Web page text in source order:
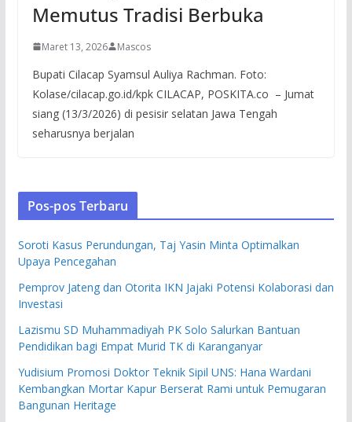
Memutus Tradisi Berbuka
Maret 13, 2026 Mascos
Bupati Cilacap Syamsul Auliya Rachman. Foto:
Kolase/cilacap.go.id/kpk CILACAP, POSKITA.co – Jumat
siang (13/3/2026) di pesisir selatan Jawa Tengah
seharusnya berjalan
Pos-pos Terbaru
Soroti Kasus Perundungan, Taj Yasin Minta Optimalkan
Upaya Pencegahan
Pemprov Jateng dan Otorita IKN Jajaki Potensi Kolaborasi dan
Investasi
Lazismu SD Muhammadiyah PK Solo Salurkan Bantuan
Pendidikan bagi Empat Murid TK di Karanganyar
Yudisium Promosi Doktor Teknik Sipil UNS: Hana Wardani
Kembangkan Mortar Kapur Berserat Rami untuk Pemugaran
Bangunan Heritage